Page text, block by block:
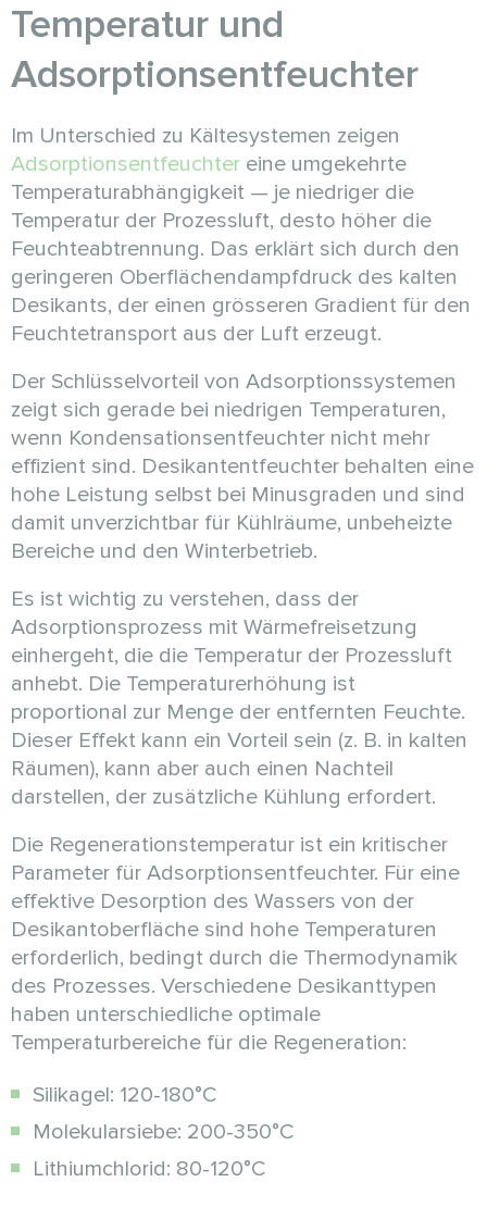
Temperatur und
Adsorptionsentfeuchter
Im Unterschied zu Kältesystemen zeigen
Adsorptionsentfeuchter eine umgekehrte
Temperaturabhängigkeit — je niedriger die
Temperatur der Prozessluft, desto höher die
Feuchteabtrennung. Das erklärt sich durch den
geringeren Oberflächendampfdruck des kalten
Desikants, der einen grösseren Gradient für den
Feuchtetransport aus der Luft erzeugt.
Der Schlüsselvorteil von Adsorptionssystemen
zeigt sich gerade bei niedrigen Temperaturen,
wenn Kondensationsentfeuchter nicht mehr
effizient sind. Desikantentfeuchter behalten eine
hohe Leistung selbst bei Minusgraden und sind
damit unverzichtbar für Kühlräume, unbeheizte
Bereiche und den Winterbetrieb.
Es ist wichtig zu verstehen, dass der
Adsorptionsprozess mit Wärmefreisetzung
einhergeht, die die Temperatur der Prozessluft
anhebt. Die Temperaturerhöhung ist
proportional zur Menge der entfernten Feuchte.
Dieser Effekt kann ein Vorteil sein (z. B. in kalten
Räumen), kann aber auch einen Nachteil
darstellen, der zusätzliche Kühlung erfordert.
Die Regenerationstemperatur ist ein kritischer
Parameter für Adsorptionsentfeuchter. Für eine
effektive Desorption des Wassers von der
Desikantoberfläche sind hohe Temperaturen
erforderlich, bedingt durch die Thermodynamik
des Prozesses. Verschiedene Desikanttypen
haben unterschiedliche optimale
Temperaturbereiche für die Regeneration:
Silikagel: 120-180°C
Molekularsiebe: 200-350°C
Lithiumchlorid: 80-120°C